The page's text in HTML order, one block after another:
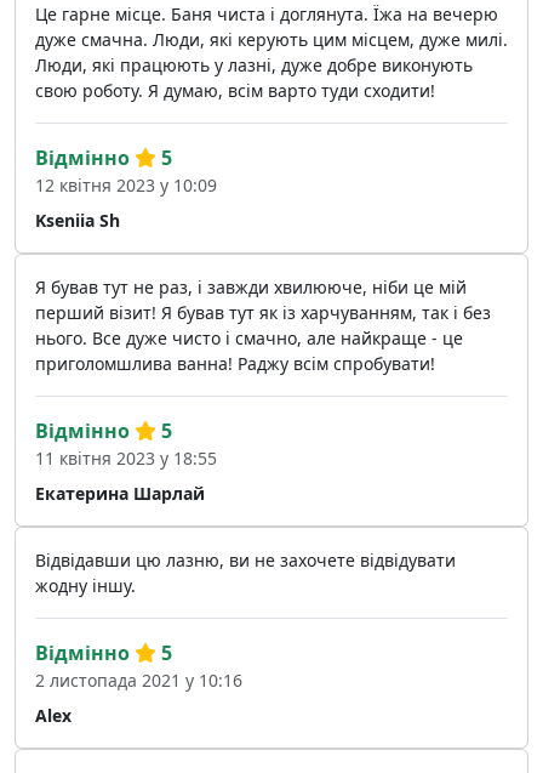
Це гарне місце. Баня чиста і доглянута. Їжа на вечерю
дуже смачна. Люди, які керують цим місцем, дуже милі.
Люди, які працюють у лазні, дуже добре виконують
свою роботу. Я думаю, всім варто туди сходити!
Kseniia Sh
Відмінно 5
12 квітня 2023 у 10:09
Я бував тут не раз, і завжди хвилююче, ніби це мій
перший візит! Я бував тут як із харчуванням, так і без
нього. Все дуже чисто і смачно, але найкраще - це
приголомшлива ванна! Раджу всім спробувати!
Екатерина Шарлай
Відмінно 5
11 квітня 2023 у 18:55
Відвідавши цю лазню, ви не захочете відвідувати
жодну іншу.
Alex
Відмінно 5
2 листопада 2021 у 10:16